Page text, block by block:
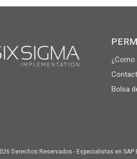
¿Como
Bolsa
Derechos Reservados - Especialistas en SAP